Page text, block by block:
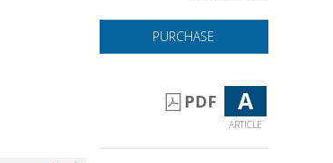
PURCHASE
PDF A
ARTICLE